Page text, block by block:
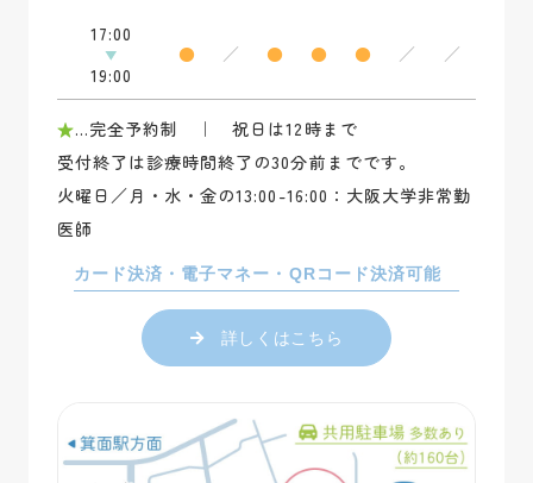
17:00
19:00
● ／ ● ● ● ／ ／
★…完全予約制 ｜ 祝日は12時まで
受付終了は診療時間終了の30分前までです。
火曜日／月・水・金の13:00-16:00：大阪大学非常勤
医師
カード決済・電子マネー・QRコード決済可能
詳しくはこちら